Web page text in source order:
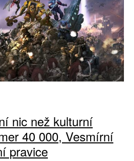
nic než kulturní
40 000, Vesmírní
pravice